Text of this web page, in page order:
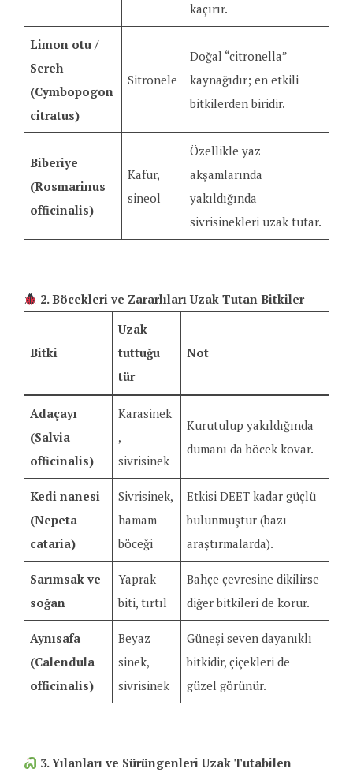
kaçırır.
Limon otu /
Sereh
(Cymbopogon
citratus)
Sitronele
Doğal “citronella”
kaynağıdır; en etkili
bitkilerden biridir.
Biberiye
(Rosmarinus
officinalis)
Kafur,
sineol
Özellikle yaz
akşamlarında
yakıldığında
sivrisinekleri uzak tutar.
2. Böcekleri ve Zararlıları Uzak Tutan Bitkiler
Bitki
Uzak
tuttuğu
tür
Not
Adaçayı
(Salvia
officinalis)
Karasinek
,
sivrisinek
Kurutulup yakıldığında
dumanı da böcek kovar.
Kedi nanesi
(Nepeta
cataria)
Sivrisinek,
hamam
böceği
Etkisi DEET kadar güçlü
bulunmuştur (bazı
araştırmalarda).
Sarımsak ve
soğan
Yaprak
biti, tırtıl
Bahçe çevresine dikilirse
diğer bitkileri de korur.
Aynısafa
(Calendula
officinalis)
Beyaz
sinek,
sivrisinek
Güneşi seven dayanıklı
bitkidir, çiçekleri de
güzel görünür.
3. Yılanları ve Sürüngenleri Uzak Tutabilen